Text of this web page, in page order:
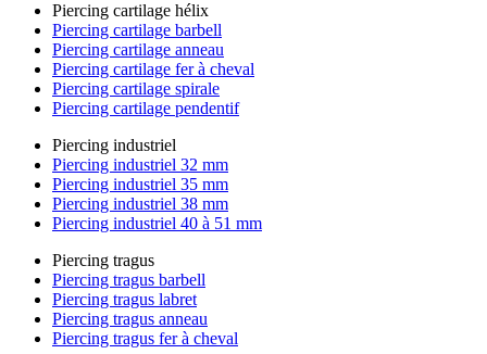
Piercing cartilage hélix
Piercing cartilage barbell
Piercing cartilage anneau
Piercing cartilage fer à cheval
Piercing cartilage spirale
Piercing cartilage pendentif
Piercing industriel
Piercing industriel 32 mm
Piercing industriel 35 mm
Piercing industriel 38 mm
Piercing industriel 40 à 51 mm
Piercing tragus
Piercing tragus barbell
Piercing tragus labret
Piercing tragus anneau
Piercing tragus fer à cheval